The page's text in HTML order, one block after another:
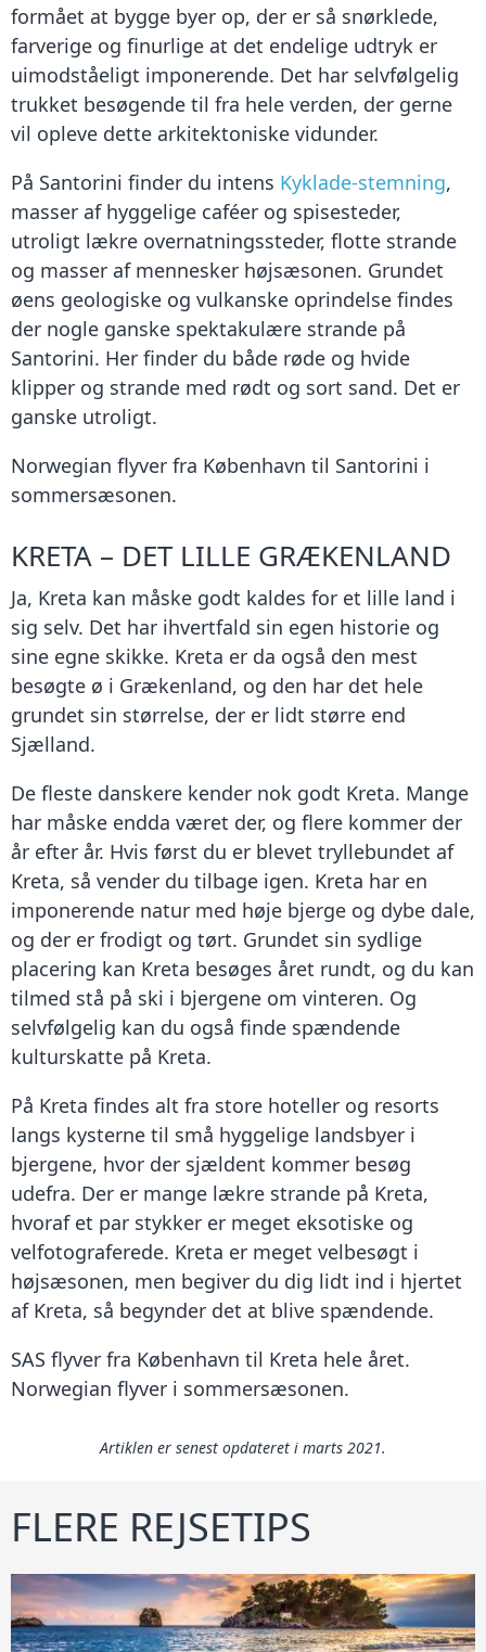
formået at bygge byer op, der er så snørklede,
farverige og finurlige at det endelige udtryk er
uimodståeligt imponerende. Det har selvfølgelig
trukket besøgende til fra hele verden, der gerne
vil opleve dette arkitektoniske vidunder.
På Santorini finder du intens Kyklade-stemning,
masser af hyggelige caféer og spisesteder,
utroligt lækre overnatningssteder, flotte strande
og masser af mennesker højsæsonen. Grundet
øens geologiske og vulkanske oprindelse findes
der nogle ganske spektakulære strande på
Santorini. Her finder du både røde og hvide
klipper og strande med rødt og sort sand. Det er
ganske utroligt.
Norwegian flyver fra København til Santorini i
sommersæsonen.
KRETA – DET LILLE GRÆKENLAND
Ja, Kreta kan måske godt kaldes for et lille land i
sig selv. Det har ihvertfald sin egen historie og
sine egne skikke. Kreta er da også den mest
besøgte ø i Grækenland, og den har det hele
grundet sin størrelse, der er lidt større end
Sjælland.
De fleste danskere kender nok godt Kreta. Mange
har måske endda været der, og flere kommer der
år efter år. Hvis først du er blevet tryllebundet af
Kreta, så vender du tilbage igen. Kreta har en
imponerende natur med høje bjerge og dybe dale,
og der er frodigt og tørt. Grundet sin sydlige
placering kan Kreta besøges året rundt, og du kan
tilmed stå på ski i bjergene om vinteren. Og
selvfølgelig kan du også finde spændende
kulturskatte på Kreta.
På Kreta findes alt fra store hoteller og resorts
langs kysterne til små hyggelige landsbyer i
bjergene, hvor der sjældent kommer besøg
udefra. Der er mange lækre strande på Kreta,
hvoraf et par stykker er meget eksotiske og
velfotograferede. Kreta er meget velbesøgt i
højsæsonen, men begiver du dig lidt ind i hjertet
af Kreta, så begynder det at blive spændende.
SAS flyver fra København til Kreta hele året.
Norwegian flyver i sommersæsonen.
Artiklen er senest opdateret i marts 2021.
FLERE REJSETIPS